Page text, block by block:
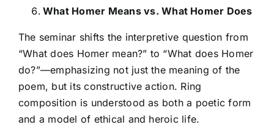
What Homer Means vs. What Homer Does
The seminar shifts the interpretive question from
“What does Homer mean?” to “What does Homer
do?”—emphasizing not just the meaning of the
poem, but its constructive action. Ring
composition is understood as both a poetic form
and a model of ethical and heroic life.